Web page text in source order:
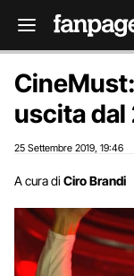
uscita
25 Settembre 2019 19:46
A cura di Ciro Brandi